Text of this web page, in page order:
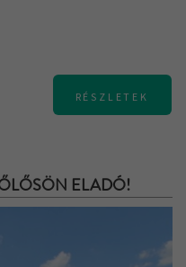
RÉSZLETEK
ELADÓ!